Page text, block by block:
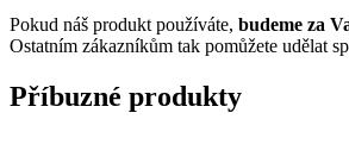
Pokud náš produkt používáte, budeme za
Ostatním zákazníkům tak pomůžete udělat
Příbuzné produkty